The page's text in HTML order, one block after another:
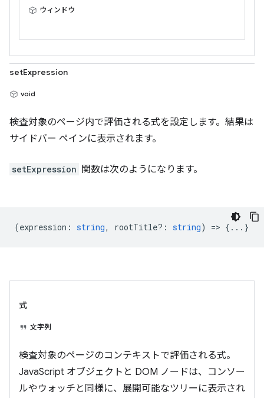
ウィンドウ
setExpression
void
検査対象のページ内で評価される式を設定します。結果は
サイドバー ペインに表示されます。
setExpression 関数は次のようになります。
(expression : string, rootTitle? : string) => {...}
式
文字列
検査対象のページのコンテキストで評価される式。
JavaScript オブジェクトと DOM ノードは、コンソー
ルやウォッチと同様に、展開可能なツリーに表示され